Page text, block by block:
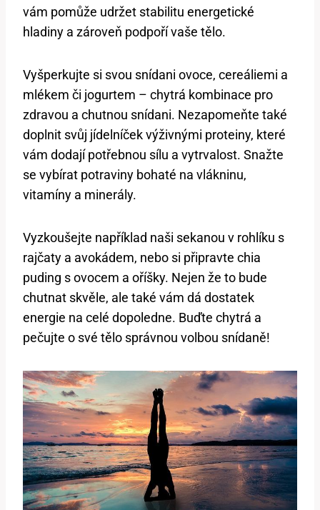
vám pomůže udržet stabilitu energetické
hladiny a zároveň podpoří vaše tělo.
Vyšperkujte si svou snídani ovoce, cereáliemi a
mlékem či jogurtem – chytrá kombinace pro
zdravou a chutnou snídani. Nezapomeňte také
doplnit svůj jídelníček výživnými proteiny, které
vám dodají potřebnou sílu a vytrvalost. Snažte
se vybírat potraviny bohaté na vlákninu,
vitamíny a minerály.
Vyzkoušejte například naši sekanou v rohlíku s
rajčaty a avokádem, nebo si připravte chia
puding s ovocem a oříšky. Nejen že to bude
chutnat skvěle, ale také vám dá dostatek
energie na celé dopoledne. Buďte chytrá a
pečujte o své tělo správnou volbou snídaně!